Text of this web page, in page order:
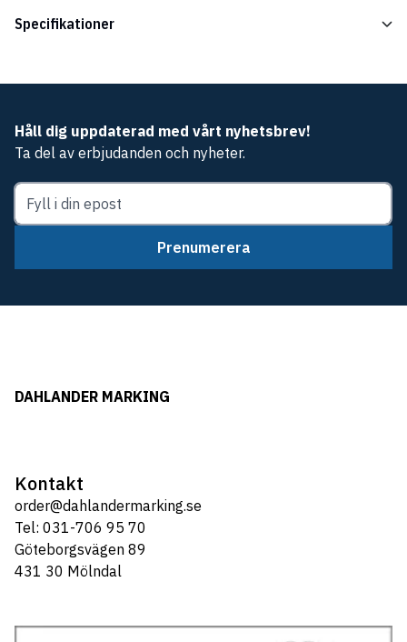
Specifikationer
Håll dig uppdaterad med vårt nyhetsbrev!
Ta del av erbjudanden och nyheter.
Prenumerera
DAHLANDER MARKING
Kontakt
order@dahlandermarking.se
Tel: 031-706 95 70
Göteborgsvägen 89
431 30 Mölndal